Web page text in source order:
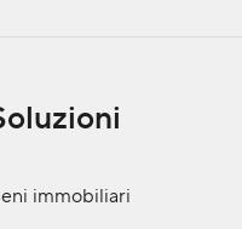
immobiliari